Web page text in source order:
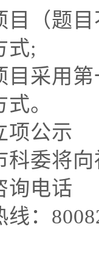
题目
式;
用第
。
公示
将向
电话
：